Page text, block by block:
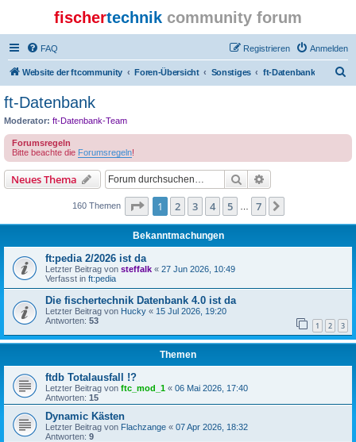
fischertechnik community forum
FAQ Anmelden
Registrieren
Website der ftcommunity Foren-Übersicht Sonstiges ft-Datenbank
ft-Datenbank
Moderator: ft-Datenbank-Team
Forumsregeln
Bitte beachte die Forumsregeln!
Neues Thema Suche
160 Themen Seite 1von
1 2 3 4 5 7
Bekanntmachungen
ft:pedia 2/2026 ist da
Letzter Beitrag von steffalk « 27 Jun 2026, 10:49
Verfasst in ft:pedia
Die fischertechnik Datenbank 4.0 ist da
Letzter Beitrag von Hucky « 15 Jul 2026, 19:20
Antworten: 53 1 2 3
Themen
ftdb Totalausfall !?
Letzter Beitrag von ftc_mod_1 « 06 Mai 2026, 17:40
Antworten: 15
Dynamic Kästen
Letzter Beitrag von Flachzange « 07 Apr 2026, 18:32
Antworten: 9